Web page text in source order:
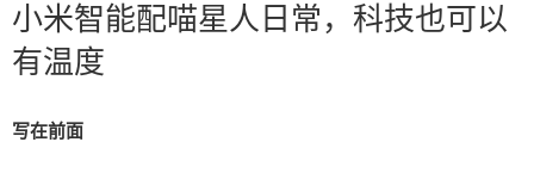
小米智能配喵星人日常，科技也可以
有温度
写在前面
小米智能配喵星人日常，科技也可以有
温度